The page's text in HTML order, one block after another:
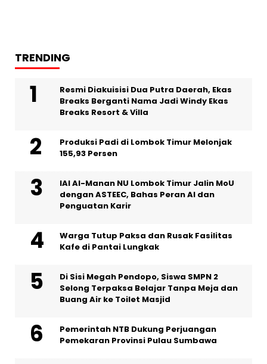
TRENDING
Resmi Diakuisisi Dua Putra Daerah, Ekas
Breaks Berganti Nama Jadi Windy Ekas
Breaks Resort & Villa
Produksi Padi di Lombok Timur Melonjak
155,93 Persen
IAI Al-Manan NU Lombok Timur Jalin MoU
dengan ASTEEC, Bahas Peran AI dan
Penguatan Karir
Warga Tutup Paksa dan Rusak Fasilitas
Kafe di Pantai Lungkak
Di Sisi Megah Pendopo, Siswa SMPN 2
Selong Terpaksa Belajar Tanpa Meja dan
Buang Air ke Toilet Masjid
Pemerintah NTB Dukung Perjuangan
Pemekaran Provinsi Pulau Sumbawa